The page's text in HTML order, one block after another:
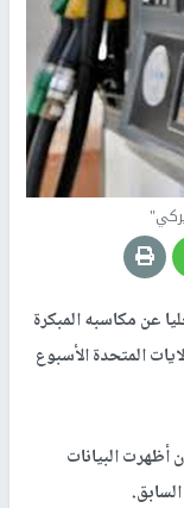
من 2%، متخليا عن مكاسبه المبكرة
المتحدة الأسبوع
أظهرت البيانات